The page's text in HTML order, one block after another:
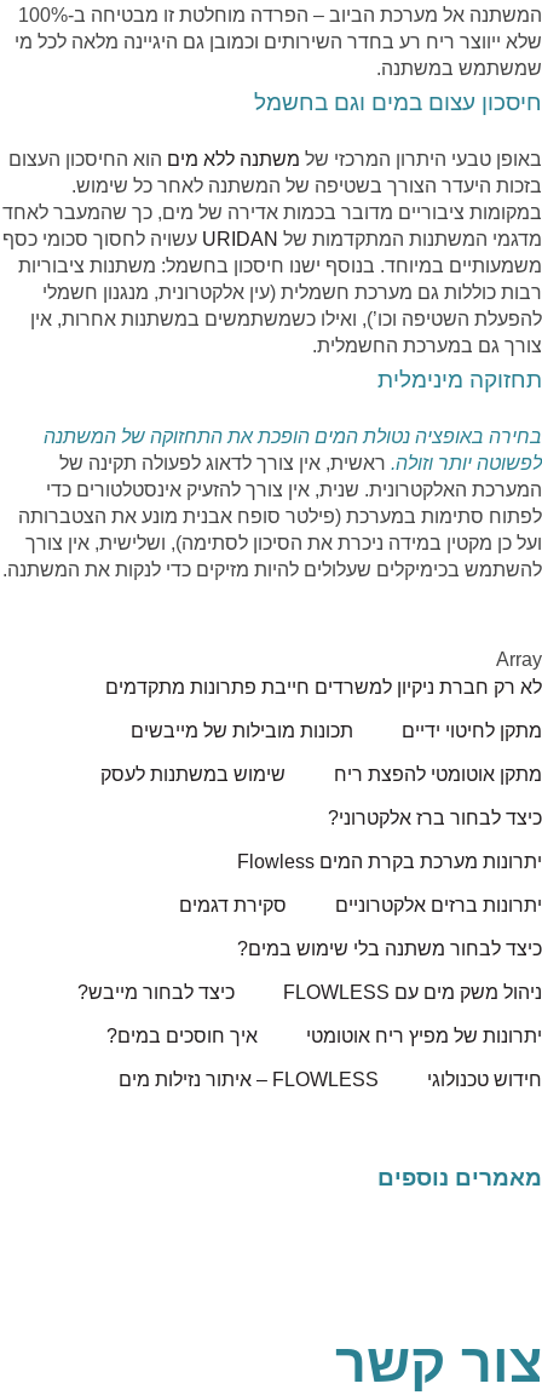
המשתנה אל מערכת הביוב – הפרדה מוחלטת זו מבטיחה ב-100%
שלא ייווצר ריח רע בחדר השירותים וכמובן גם היגיינה מלאה לכל מי
שמשתמש במשתנה.
חיסכון עצום במים וגם בחשמל
באופן טבעי היתרון המרכזי של משתנה ללא מים הוא החיסכון העצום
בזכות היעדר הצורך בשטיפה של המשתנה לאחר כל שימוש.
במקומות ציבוריים מדובר בכמות אדירה של מים, כך שהמעבר לאחד
מדגמי המשתנות המתקדמות של URIDAN עשויה לחסוך סכומי כסף
משמעותיים במיוחד. בנוסף ישנו חיסכון בחשמל: משתנות ציבוריות
רבות כוללות גם מערכת חשמלית (עין אלקטרונית, מנגנון חשמלי
להפעלת השטיפה וכו’), ואילו כשמשתמשים במשתנות אחרות, אין
צורך גם במערכת החשמלית.
תחזוקה מינימלית
בחירה באופציה נטולת המים הופכת את התחזוקה של המשתנה
לפשוטה יותר וזולה. ראשית, אין צורך לדאוג לפעולה תקינה של
המערכת האלקטרונית. שנית, אין צורך להזעיק אינסטלטורים כדי
לפתוח סתימות במערכת (פילטר סופח אבנית מונע את הצטברותה
ועל כן מקטין במידה ניכרת את הסיכון לסתימה), ושלישית, אין צורך
להשתמש בכימיקלים שעלולים להיות מזיקים כדי לנקות את המשתנה.
Array
מאמרים נוספים
לא רק חברת ניקיון למשרדים חייבת פתרונות מתקדמים
מתקן לחיטוי ידיים תכונות מובילות של מייבשים
מתקן אוטומטי להפצת ריח שימוש במשתנות לעסק
כיצד לבחור ברז אלקטרוני?
יתרונות מערכת בקרת המים Flowless
יתרונות ברזים אלקטרוניים סקירת דגמים
כיצד לבחור משתנה בלי שימוש במים?
ניהול משק מים עם FLOWLESS כיצד לבחור מייבש?
יתרונות של מפיץ ריח אוטומטי איך חוסכים במים?
חידוש טכנולוגי FLOWLESS – איתור נזילות מים
צור קשר